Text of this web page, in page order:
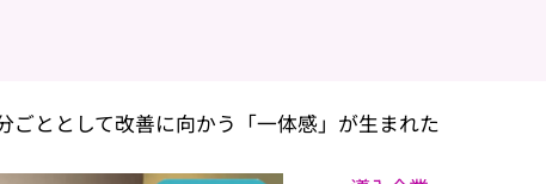
ごととして改善に向かう「一体感」が生まれた